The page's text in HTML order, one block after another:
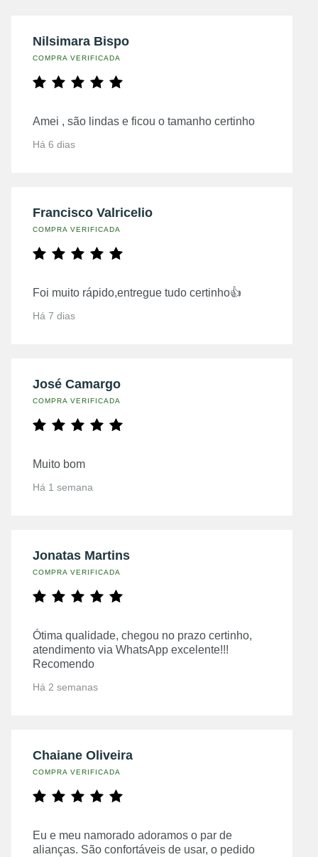
Nilsimara Bispo
COMPRA VERIFICADA
Amei , são lindas e ficou o tamanho certinho
Há 6 dias
Francisco Valricelio
COMPRA VERIFICADA
Foi muito rápido,entregue tudo certinho👍
Há 7 dias
José Camargo
COMPRA VERIFICADA
Muito bom
Há 1 semana
Jonatas Martins
COMPRA VERIFICADA
Ótima qualidade, chegou no prazo certinho,
atendimento via WhatsApp excelente!!!
Recomendo
Há 2 semanas
Chaiane Oliveira
COMPRA VERIFICADA
Eu e meu namorado adoramos o par de
alianças. São confortáveis de usar, o pedido